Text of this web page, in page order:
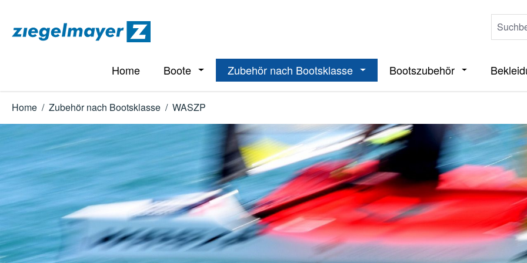
Home Boote Öffne oder Schließe das Dropdown der Kategorie Boote
Zubehör nach Bootsklasse Öffne oder Schließe das Dropdown
Bootszubehör Öffne oder
Home / Zubehör nach Bootsklasse / WASZP